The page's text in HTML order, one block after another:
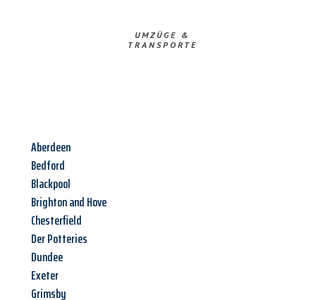
UMZÜGE &
TRANSPORTE
Aberdeen
Bedford
Blackpool
Brighton and Hove
Chesterfield
Der Potteries
Dundee
Exeter
Grimsby